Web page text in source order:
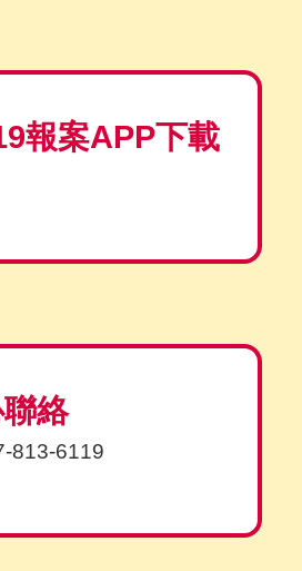
報案APP下載
絡
813-6119